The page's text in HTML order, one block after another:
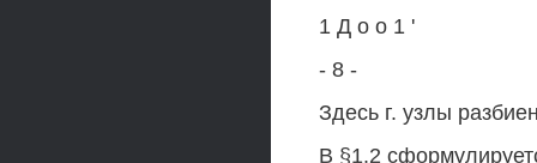
1 Д о о 1 '
- 8 -
Здесь г. узлы
В §1.2